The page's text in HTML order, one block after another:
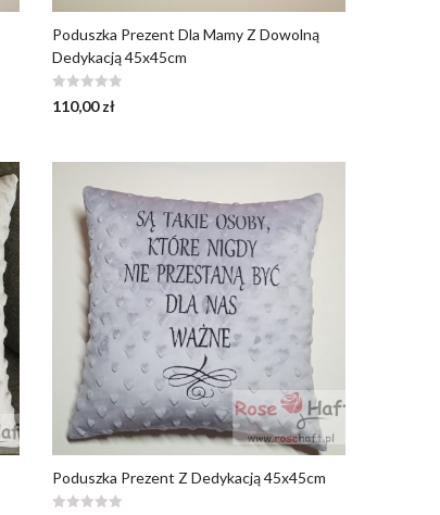
Poduszka Prezent Dla Mamy Z Dowolną
Dedykacją 45x45cm
110,00zł
Poduszka Prezent Z Dedykacją 45x45cm